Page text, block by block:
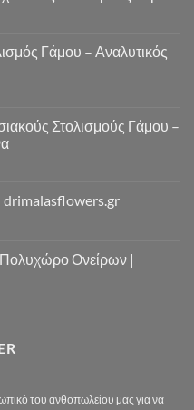
Γάμου – Αναλυτικός
Στολισμούς Γάμου –
Πολυχώρο Ονείρων |
του ανθοπωλείου μας για να